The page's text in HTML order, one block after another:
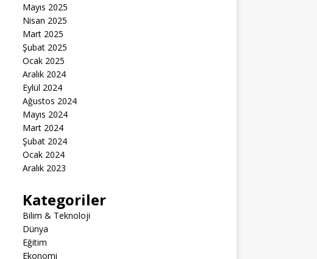
Mayıs 2025
Nisan 2025
Mart 2025
Şubat 2025
Ocak 2025
Aralık 2024
Eylül 2024
Ağustos 2024
Mayıs 2024
Mart 2024
Şubat 2024
Ocak 2024
Aralık 2023
Kategoriler
Bilim & Teknoloji
Dünya
Eğitim
Ekonomi